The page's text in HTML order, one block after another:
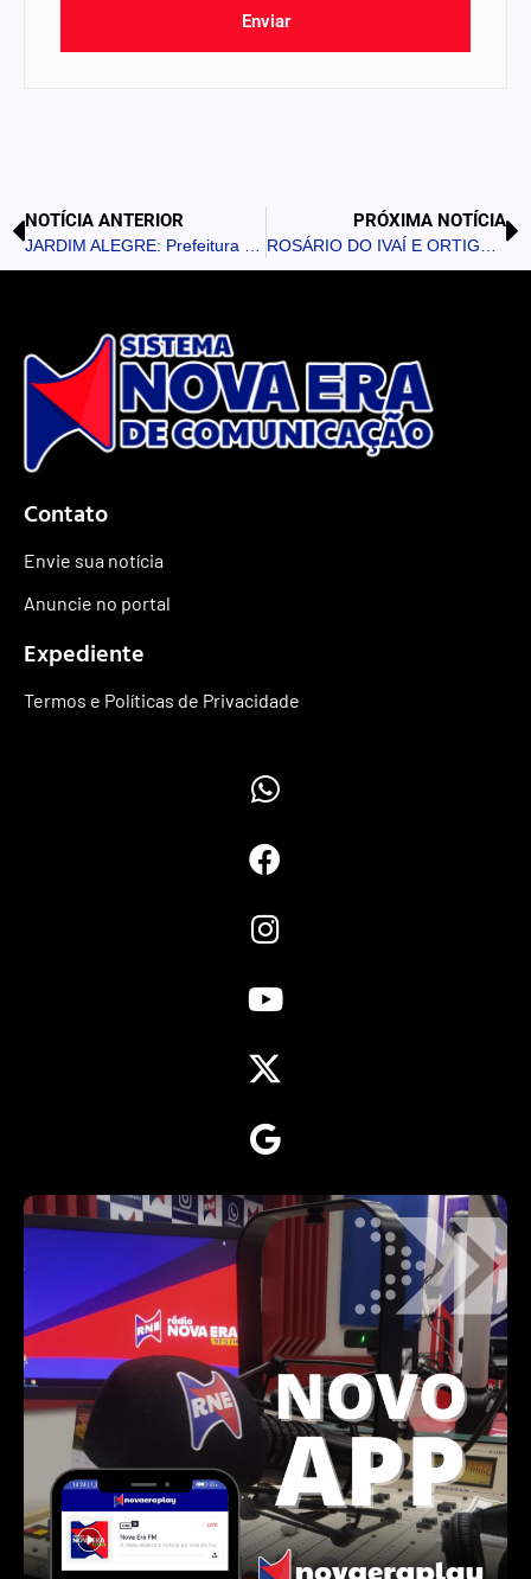
Enviar
NOTÍCIA ANTERIOR PRÓXIMA NOTÍCIA
Contato
Envie sua notícia
Anuncie no portal
Expediente
Termos e Políticas de Privacidade